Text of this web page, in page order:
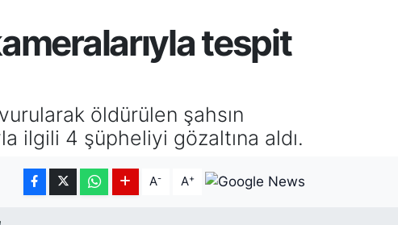
tespit
öldürülen şahsın
ilgili 4 şüpheliyi gözaltına aldı.
A- A+